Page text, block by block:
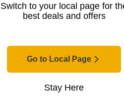
Switch to your local page for
best deals and offers
Go to Local Page
Stay Here
Reseña